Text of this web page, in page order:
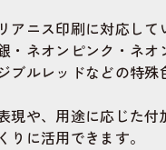
アニス印刷に対応して
・ネオンピンク・ネオ
ブルレッドなどの特殊
現や、用途に応じた付
りに活用できます。